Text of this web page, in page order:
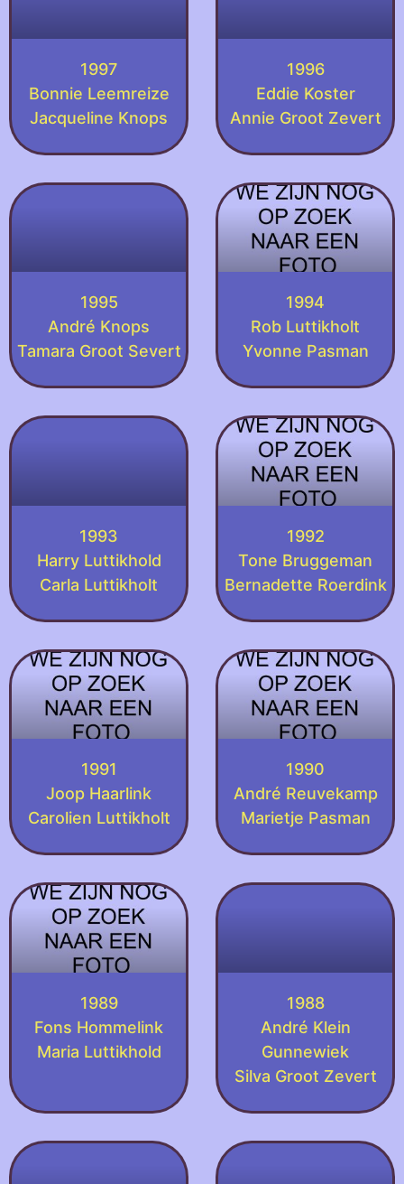
1997
Bonnie Leemreize
Jacqueline Knops
1996
Eddie Koster
Annie Groot Zevert
1995
André Knops
Tamara Groot Severt
1994
Rob Luttikholt
Yvonne Pasman
1993
Harry Luttikhold
Carla Luttikholt
1992
Tone Bruggeman
Bernadette Roerdink
1991
Joop Haarlink
Carolien Luttikholt
1990
André Reuvekamp
Marietje Pasman
1989
Fons Hommelink
Maria Luttikhold
1988
André Klein
Gunnewiek
Silva Groot Zevert